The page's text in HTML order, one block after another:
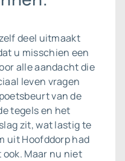
deel uitmaakt
u misschien een
alle aandacht die
leven vragen
van de
tegels en het
zit, wat lastig te
uit Hoofddorp had
Maar nu niet